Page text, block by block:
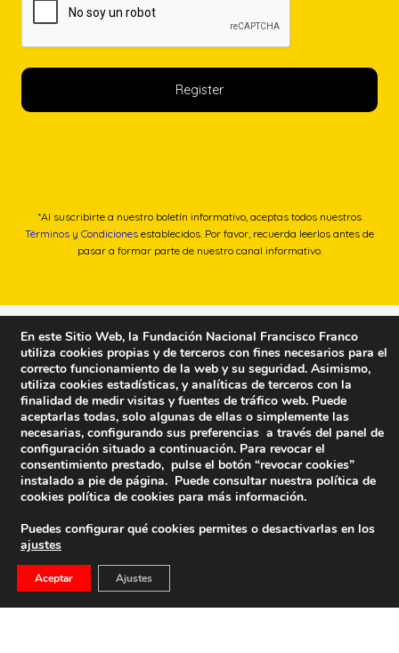
*Al suscribirte a nuestro boletín informativo, aceptas todos nuestros
Términos y Condiciones establecidos. Por favor, recuerda leerlos antes de
pasar a formar parte de nuestro canal informativo.
Fundación Nacional Francisco Franco
En este Sitio Web, la Fundación Nacional Francisco Franco
utiliza cookies propias y de terceros con fines necesarios para el
correcto funcionamiento de la web y su seguridad. Asimismo,
utiliza cookies estadísticas, y analíticas de terceros con la
finalidad de medir visitas y fuentes de tráfico web. Puede
aceptarlas todas, solo algunas de ellas o simplemente las
necesarias, configurando sus preferencias a través del panel de
configuración situado a continuación. Para revocar el
consentimiento prestado, pulse el botón “revocar cookies”
instalado a pie de página. Puede consultar nuestra política de
cookies política de cookies para más información.
Puedes configurar qué cookies permites o desactivarlas en los
ajustes
Aceptar Ajustes